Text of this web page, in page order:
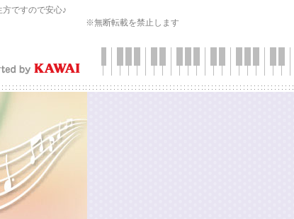
方ですので安心♪
※無断転載を禁止します